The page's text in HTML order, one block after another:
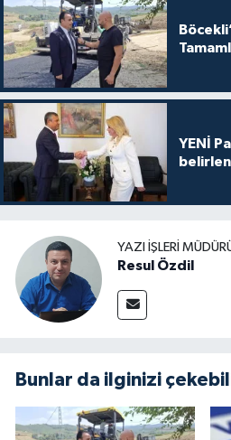
YENİ
YAZI İŞLERI
Resul Özdil
Bunlar da ilginizi